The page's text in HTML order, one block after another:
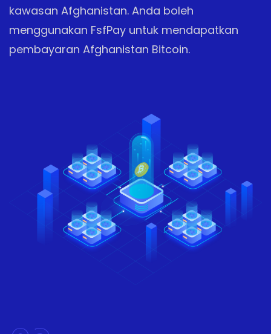
kawasan Afghanistan. Anda boleh
menggunakan FsfPay untuk mendapatkan
pembayaran Afghanistan Bitcoin.